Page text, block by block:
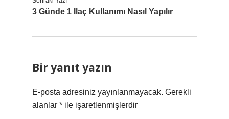
3 Günde 1 Ilaç Kullanımı Nasıl Yapılır
Bir yanıt yazın
E-posta adresiniz yayınlanmayacak. Gerekli
alanlar * ile işaretlenmişlerdir